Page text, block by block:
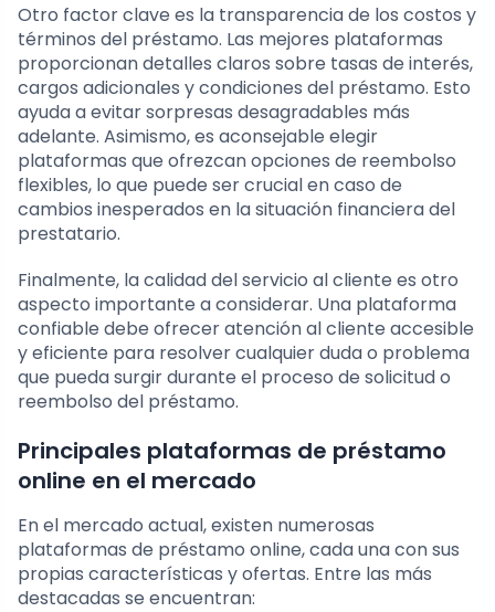
Otro factor clave es la transparencia de los costos y
términos del préstamo. Las mejores plataformas
proporcionan detalles claros sobre tasas de interés,
cargos adicionales y condiciones del préstamo. Esto
ayuda a evitar sorpresas desagradables más
adelante. Asimismo, es aconsejable elegir
plataformas que ofrezcan opciones de reembolso
flexibles, lo que puede ser crucial en caso de
cambios inesperados en la situación financiera del
prestatario.
Finalmente, la calidad del servicio al cliente es otro
aspecto importante a considerar. Una plataforma
confiable debe ofrecer atención al cliente accesible
y eficiente para resolver cualquier duda o problema
que pueda surgir durante el proceso de solicitud o
reembolso del préstamo.
Principales plataformas de préstamo
online en el mercado
En el mercado actual, existen numerosas
plataformas de préstamo online, cada una con sus
propias características y ofertas. Entre las más
destacadas se encuentran: